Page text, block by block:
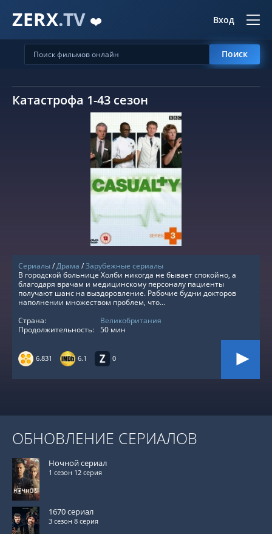
ZERX.TV ❤️ Вход
Поиск
Катастрофа 1-43 сезон
СМОТРЕТЬ ОНЛАЙН
Сериалы/Драма /Зарубежные сериалы
6.831 6.1 0
В городской больнице Холби никогда не бывает спокойно, а
благодаря врачам и медицинскому персоналу пациенты
получают шанс на выздоровление. Рабочие будни докторов
наполнении множеством проблем, что...
Страна:
Великобритания
Продолжительность: 50 мин
ОБНОВЛЕНИЕ СЕРИАЛОВ
Ночной сериал
1 сезон 12 серия
1670 сериал
3 сезон 8 серия